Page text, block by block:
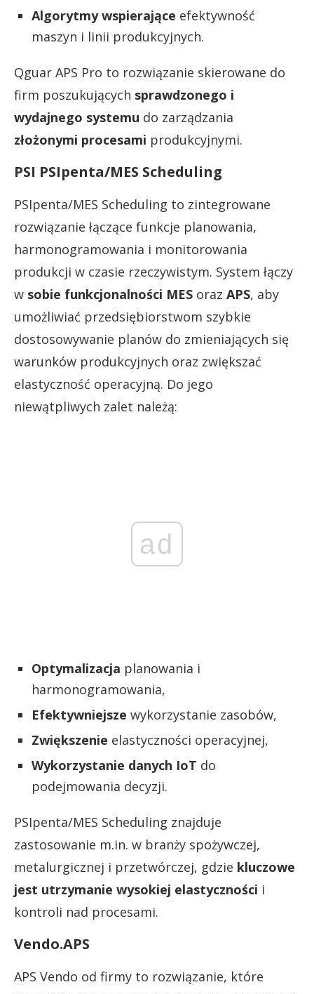
Algorytmy wspierające efektywność
maszyn i linii produkcyjnych.
Qguar APS Pro to rozwiązanie skierowane do
firm poszukujących sprawdzonego i
wydajnego systemu do zarządzania
złożonymi procesami produkcyjnymi.
PSI PSIpenta/MES Scheduling
PSIpenta/MES Scheduling to zintegrowane
rozwiązanie łączące funkcje planowania,
harmonogramowania i monitorowania
produkcji w czasie rzeczywistym. System łączy
w sobie funkcjonalności MES oraz APS, aby
umożliwiać przedsiębiorstwom szybkie
dostosowywanie planów do zmieniających się
warunków produkcyjnych oraz zwiększać
elastyczność operacyjną. Do jego
niewątpliwych zalet należą:
ad
Optymalizacja planowania i
harmonogramowania,
Efektywniejsze wykorzystanie zasobów,
Zwiększenie elastyczności operacyjnej,
Wykorzystanie danych IoT do
podejmowania decyzji.
PSIpenta/MES Scheduling znajduje
zastosowanie m.in. w branży spożywczej,
metalurgicznej i przetwórczej, gdzie kluczowe
jest utrzymanie wysokiej elastyczności i
kontroli nad procesami.
Vendo.APS
APS Vendo od firmy to rozwiązanie, które